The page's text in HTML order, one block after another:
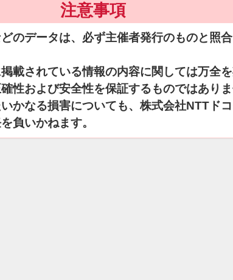
注意事項
のデータは、必ず主催者発行のものと照
載されている情報の内容に関しては万全
性および安全性を保証するものではあり
かなる損害についても、株式会社NTTド
負いかねます。